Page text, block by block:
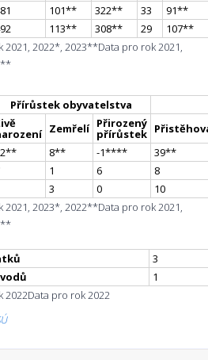
101** 322** 33 91**
113** 308** 29 107**
2021, 2022*, 2023**Data pro rok 2021,
Přírůstek obyvatelstva
Zemřelí Přirozený
přírůstek
** 8** -1**** 39**
1 6
8
3 0
10
2021, 2023*, 2022**Data pro rok 2021,
3
1
2022Data pro rok 2022